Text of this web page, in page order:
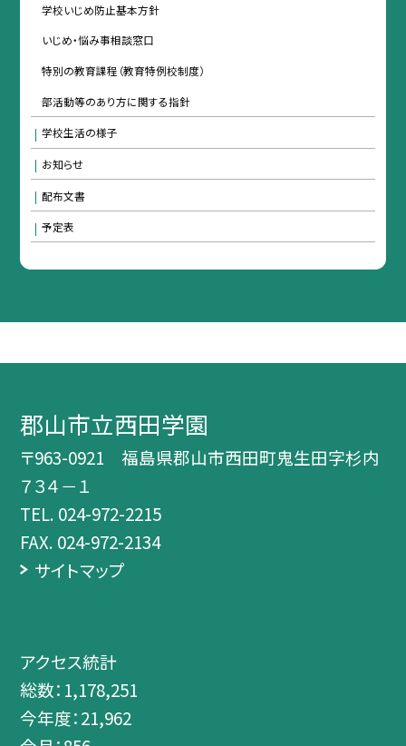
学校いじめ防止基本方針
いじめ・悩み事相談窓口
特別の教育課程（教育特例校制度）
部活動等のあり方に関する指針
学校生活の様子
お知らせ
配布文書
予定表
郡山市立西田学園
〒963-0921 福島県郡山市西田町鬼生田字杉内
７３４－１
TEL. 024-972-2215
FAX. 024-972-2134
サイトマップ
アクセス統計
総数： 1,178,251
今年度：21,962